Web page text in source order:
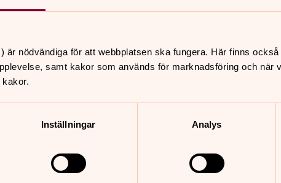
är nödvändiga för att webbplatsen ska fungera. Här finns
samt kakor som används för marknadsföring och när
Inställningar Analys